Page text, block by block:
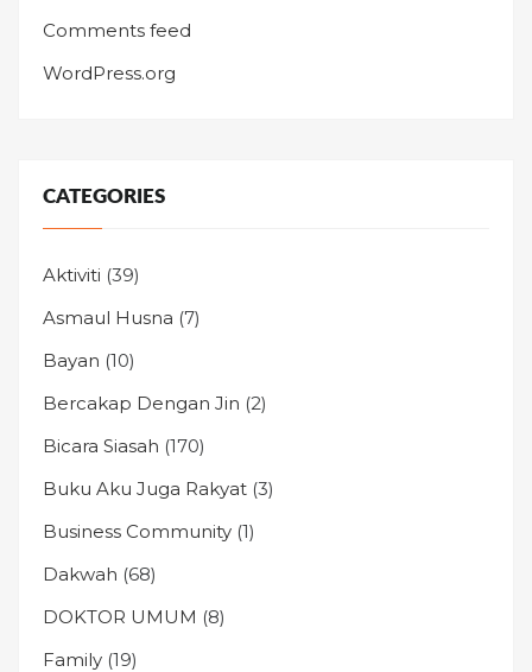
Comments feed
WordPress.org
CATEGORIES
Aktiviti (39)
Asmaul Husna (7)
Bayan (10)
Bercakap Dengan Jin (2)
Bicara Siasah (170)
Buku Aku Juga Rakyat (3)
Business Community (1)
Dakwah (68)
DOKTOR UMUM (8)
Family (19)